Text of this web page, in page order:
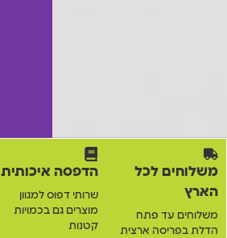
משלוחים לכל
הארץ
משלוחים עד פתח
הדלת בפריסה ארצית
הדפסה איכותית
שרותי דפוס למגוון
מוצרים גם בכמויות
קטנות